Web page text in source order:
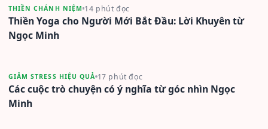
THIỀN CHÁNH NIỆM 14 phút đọc
Thiền Yoga cho Người Mới Bắt Đầu: Lời Khuyên từ
Ngọc Minh
GIẢM STRESS HIỆU QUẢ 17 phút đọc
Các cuộc trò chuyện có ý nghĩa từ góc nhìn Ngọc
Minh